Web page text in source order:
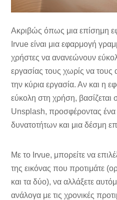
Ακριβώς όπως μια επίσημη
Irvue είναι μια εφαρμογή
χρήστες να ανανεώνουν
εργασίας τους χωρίς να
την κύρια εργασία. Αν και η
εύκολη στη χρήση, βασίζεται
Unsplash, προσφέροντας ένα
δυνατοτήτων και μια δέσμη
Με το Irvue, μπορείτε να
της εικόνας που προτιμάτε
και τα δύο), να αλλάξετε
ανάλογα με τις χρονικές